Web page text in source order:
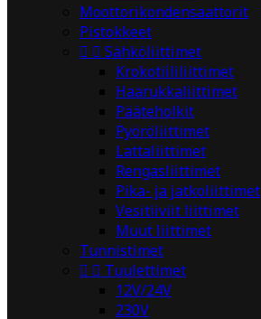
Moottorikondensaattorit
Pistokkeet
  Sähköliittimet
Krokotiililiittimet
Haarukkaliittimet
Pääteholkit
Pyöröliittimet
Lattaliittimet
Rengasliittimet
Pika- ja jatkoliittimet
Vesitiiviit liittimet
Muut liittimet
Tunnistimet
  Tuulettimet
12V/24V
230V